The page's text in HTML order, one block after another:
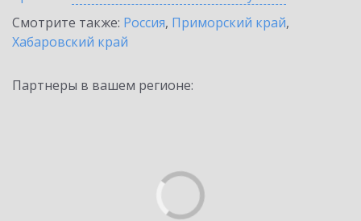
Смотрите также: Россия, Приморский край,
Хабаровский край
Партнеры в вашем регионе: